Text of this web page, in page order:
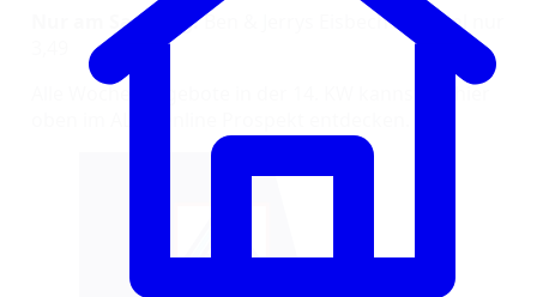
Nur am Samstag:Ben & Jerrys Eisbecher 465ml nur
Alle Wochenangebote in der 14. KW kannst du hier